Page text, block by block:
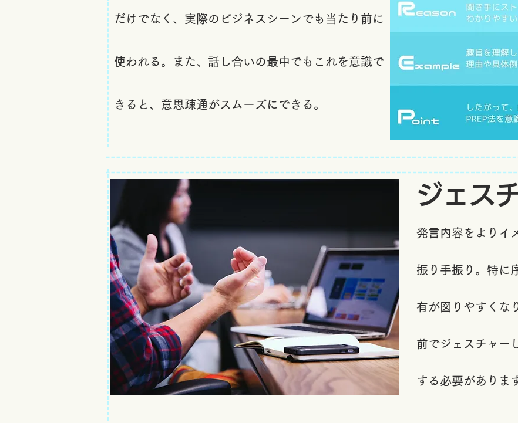
だけでなく、実際のビジネスシーンでも当たり前に
使われる。また、話し合いの最中でもこれを意識で
きると、意思疎通がスムーズにできる。
ジェス
発言内容をよりイ
振り手振り。特に
有が図りやすくな
前でジェスチャー
する必要がありま